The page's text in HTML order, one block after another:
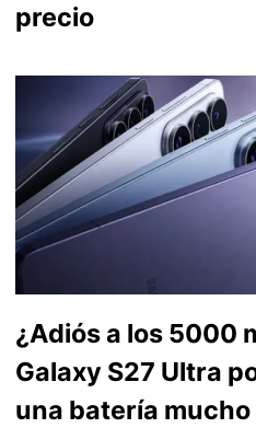
precio
¿Adiós a los 5000
Galaxy S27 Ultra
una batería